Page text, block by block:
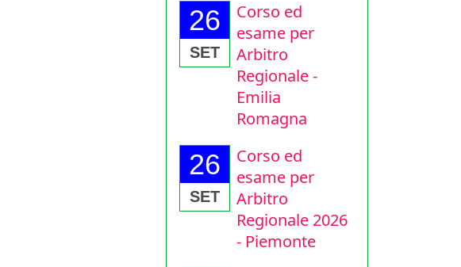
26
SET
Corso ed
esame per
Arbitro
Regionale -
Emilia
Romagna
26
SET
Corso ed
esame per
Arbitro
Regionale 2026
- Piemonte